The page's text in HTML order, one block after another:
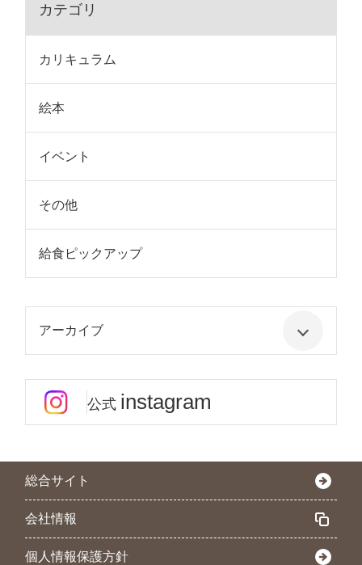
カテゴリ
カリキュラム
絵本
イベント
その他
給食ピックアップ
アーカイブ
公式 instagram
総合サイト
会社情報
個人情報保護方針